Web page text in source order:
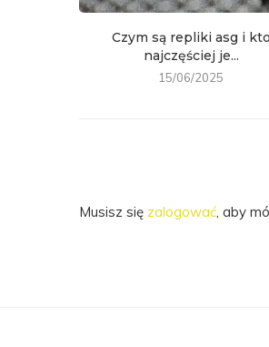
Czym są repliki asg i kto
najczęściej je...
15/06/2025
Musisz się zalogować, aby